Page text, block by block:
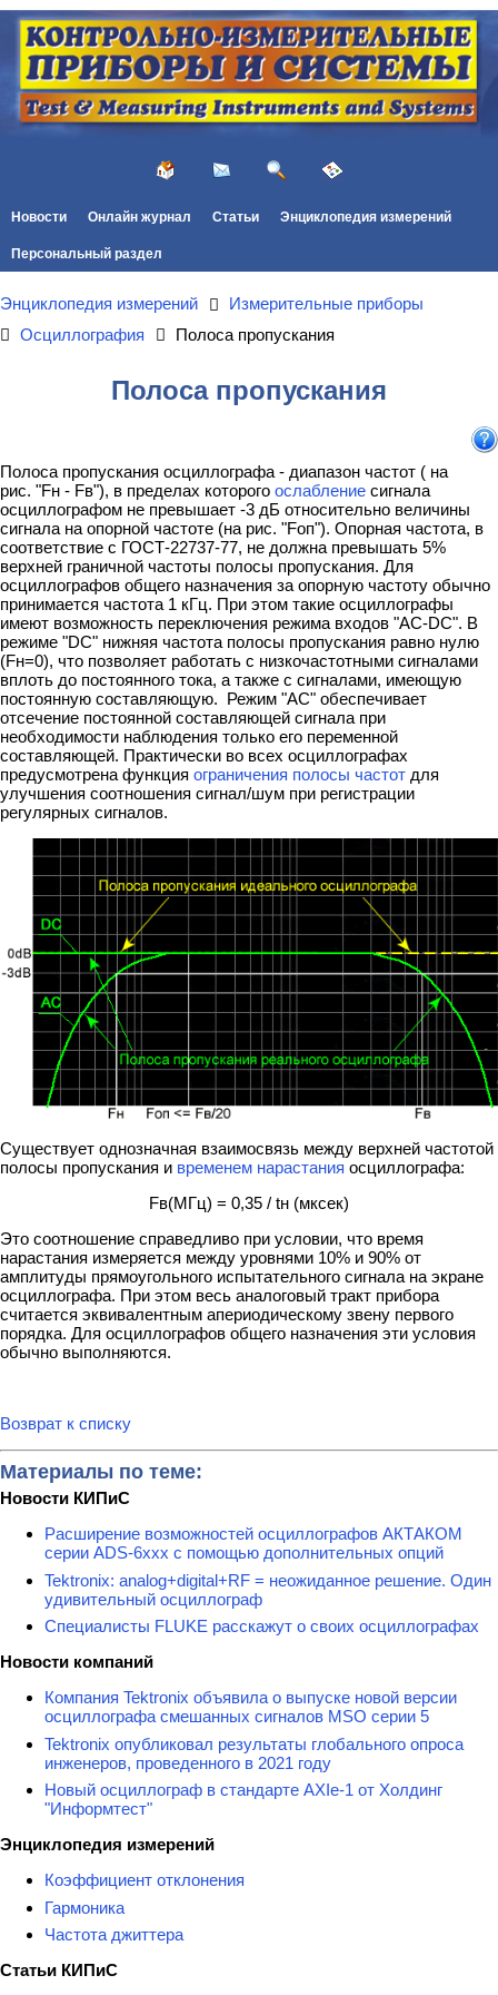
Новости Онлайн журнал Статьи Энциклопедия измерений
Персональный раздел
Энциклопедия измерений
Измерительные приборы
Осциллография
Полоса пропускания
Полоса пропускания
Полоса пропускания осциллографа - диапазон частот ( на
рис. "Fн - Fв"), в пределах которого ослабление сигнала
осциллографом не превышает -3 дБ относительно величины
сигнала на опорной частоте (на рис. "Fоп"). Опорная частота, в
соответствие с ГОСТ-22737-77, не должна превышать 5%
верхней граничной частоты полосы пропускания. Для
осциллографов общего назначения за опорную частоту обычно
принимается частота 1 кГц. При этом такие осциллографы
имеют возможность переключения режима входов "AC-DC". В
режиме "DC" нижняя частота полосы пропускания равно нулю
(Fн=0), что позволяет работать с низкочастотными сигналами
вплоть до постоянного тока, а также с сигналами, имеющую
постоянную составляющую. Режим "AC" обеспечивает
отсечение постоянной составляющей сигнала при
необходимости наблюдения только его переменной
составляющей. Практически во всех осциллографах
предусмотрена функция ограничения полосы частот для
улучшения соотношения сигнал/шум при регистрации
регулярных сигналов.
Существует однозначная взаимосвязь между верхней частотой
полосы пропускания и временем нарастания осциллографа:
Fв(МГц) = 0,35 / tн (мксек)
Это соотношение справедливо при условии, что время
нарастания измеряется между уровнями 10% и 90% от
амплитуды прямоугольного испытательного сигнала на экране
осциллографа. При этом весь аналоговый тракт прибора
считается эквивалентным апериодическому звену первого
порядка. Для осциллографов общего назначения эти условия
обычно выполняются.
Возврат к списку
Материалы по теме:
Новости КИПиС
Расширение возможностей осциллографов АКТАКОМ
серии ADS-6ххх с помощью дополнительных опций
Tektronix: analog+digital+RF = неожиданное решение. Один
удивительный осциллограф
Специалисты FLUKE расскажут о своих осциллографах
Новости компаний
Компания Tektronix объявила о выпуске новой версии
осциллографа смешанных сигналов MSO серии 5
Tektronix опубликовал результаты глобального опроса
инженеров, проведенного в 2021 году
Новый осциллограф в стандарте AXIe-1 от Холдинг
"Информтест"
Энциклопедия измерений
Коэффициент отклонения
Гармоника
Частота джиттера
Статьи КИПиС